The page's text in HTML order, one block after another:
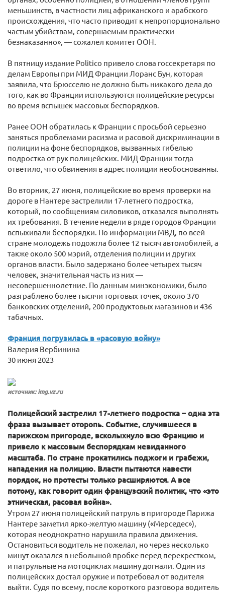
меньшинств, в частности лиц африканского и арабского
происхождения, что часто приводит к непропорционально
частым убийствам, совершаемым практически
безнаказанно», — сожалел комитет ООН.
В пятницу издание Politico привело слова госсекретаря по
делам Европы при МИД Франции Лоранс Бун, которая
заявила, что Брюсселю не должно быть никакого дела до
того, как во Франции используются полицейские ресурсы
во время вспышек массовых беспорядков.
Ранее ООН обратилась к Франции с просьбой серьезно
заняться проблемами расизма и расовой дискриминации в
полиции на фоне беспорядков, вызванных гибелью
подростка от рук полицейских. МИД Франции тогда
ответило, что обвинения в адрес полиции необоснованны.
Во вторник, 27 июня, полицейские во время проверки на
дороге в Нантере застрелили 17-летнего подростка,
который, по сообщениям силовиков, отказался выполнять
их требования. В течение недели в ряде городов Франции
вспыхивали беспорядки. По информации МВД, по всей
стране молодежь подожгла более 12 тысяч автомобилей, а
также около 500 мэрий, отделения полиции и других
органов власти. Было задержано более четырех тысяч
человек, значительная часть из них —
несовершеннолетние. По данным минэкономики, было
разграблено более тысячи торговых точек, около 370
банковских отделений, 200 продуктовых магазинов и 436
табачных.
Франция погрузилась в «расовую войну»
Валерия Вербинина
30 июня 2023
источник: img.vz.ru
Полицейский застрелил 17-летнего подростка – одна эта
фраза вызывает оторопь. Событие, случившееся в
парижском пригороде, всколыхнуло всю Францию и
привело к массовым беспорядкам невиданного
масштаба. По стране прокатились поджоги и грабежи,
нападения на полицию. Власти пытаются навести
порядок, но протесты только расширяются. А все
потому, как говорит один французский политик, что «это
этническая, расовая война».
Утром 27 июня полицейский патруль в пригороде Парижа
Нантере заметил ярко-желтую машину («Мерседес»),
которая неоднократно нарушила правила движения.
Остановиться водитель не пожелал, но через несколько
минут оказался в небольшой пробке перед перекрестком,
и патрульные на мотоциклах машину догнали. Один из
полицейских достал оружие и потребовал от водителя
выйти. Судя по всему, после короткого разговора водитель